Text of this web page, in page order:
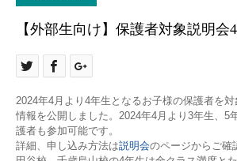
【外部生向け】保護者対象説明会4
2024年4月より4年生となるお子様の保護者を
情報を公開しました。2024年4月より3年生、5
護者も参加可能です。
詳細、申し込み方法は説明会のページからご確